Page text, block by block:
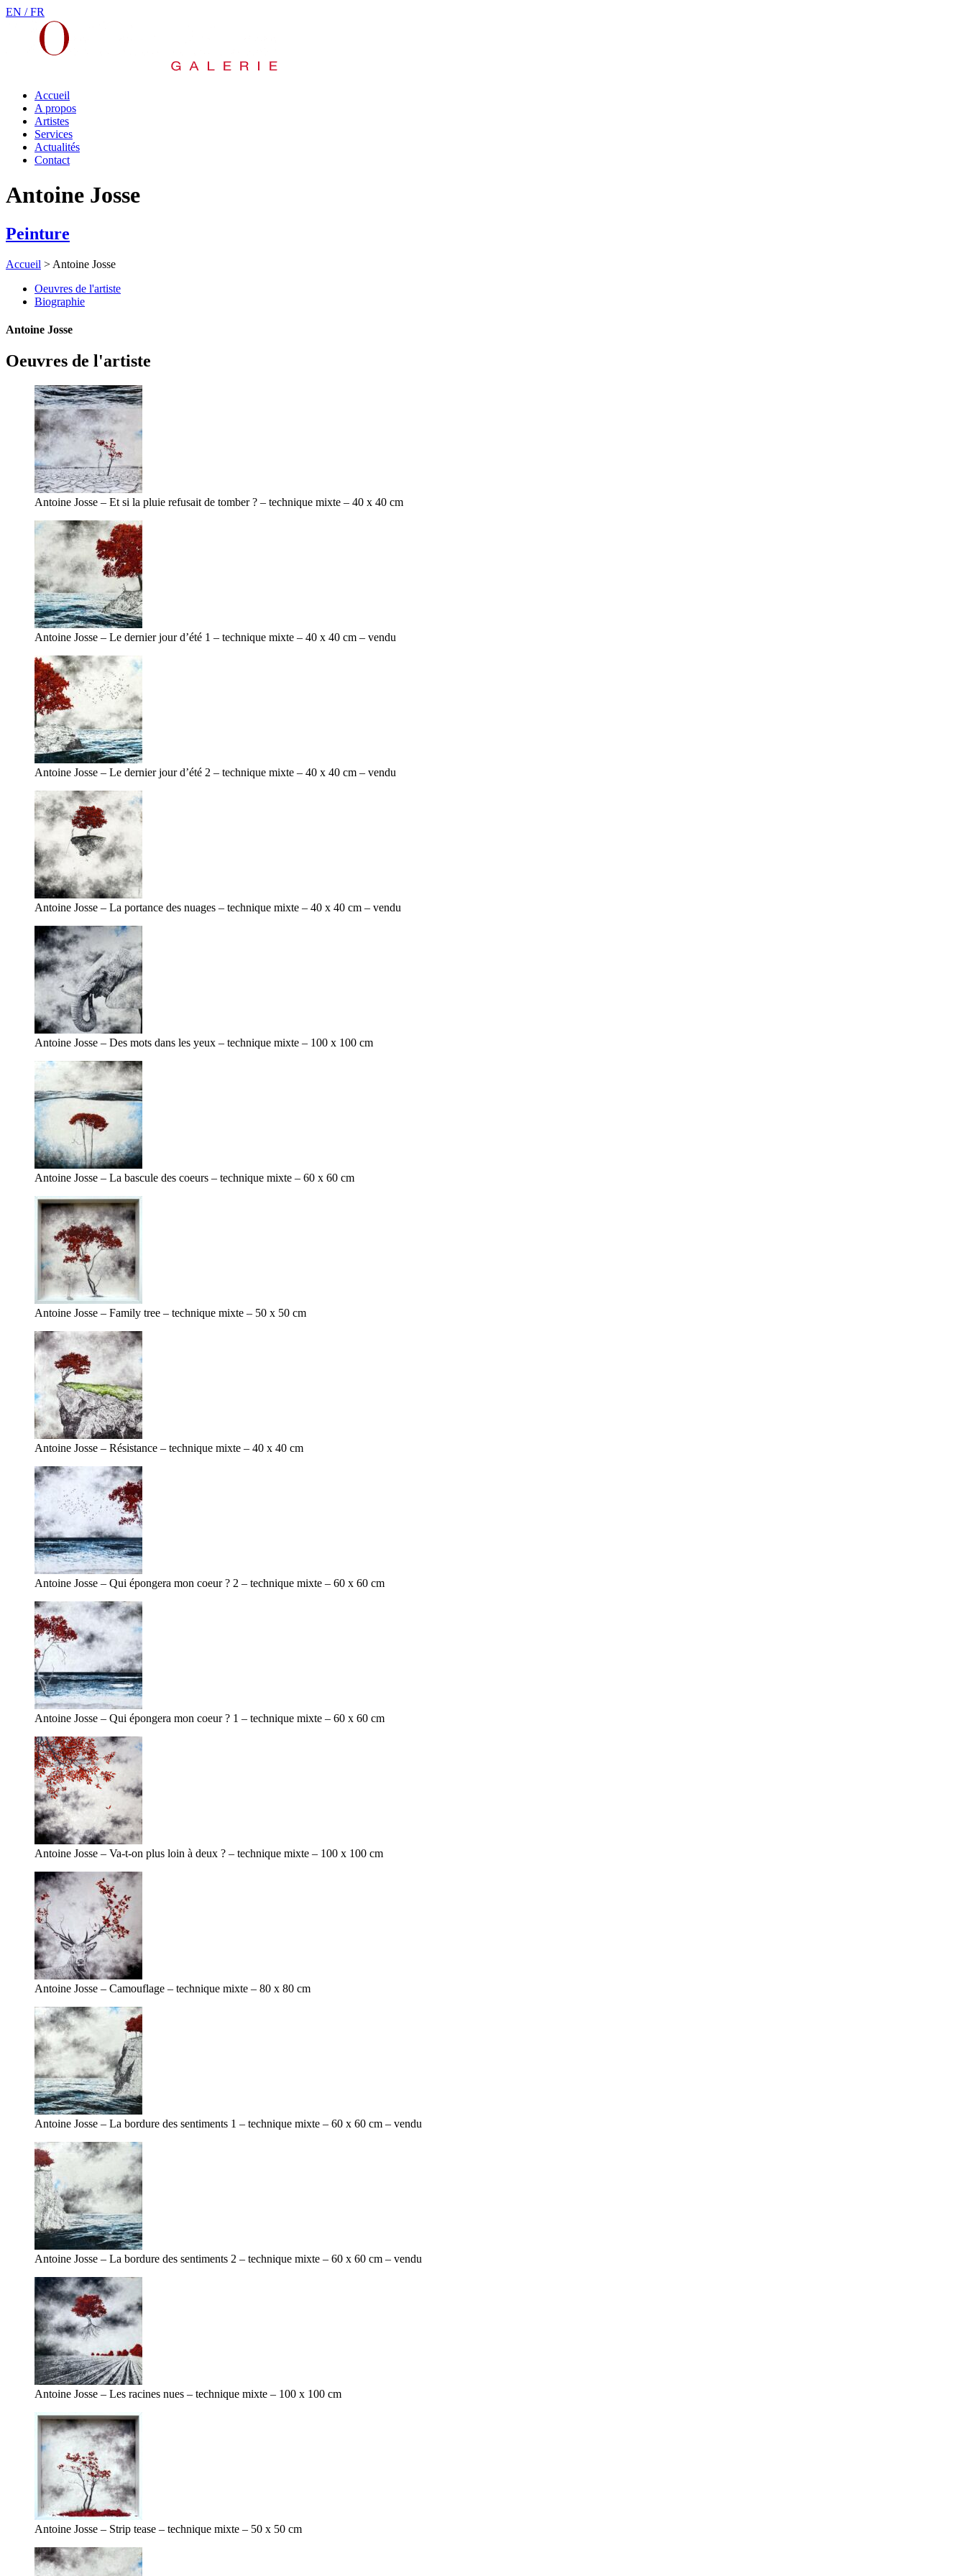
EN /FR
Accueil
A propos
Artistes
Services
Actualités
Contact
Antoine Josse
Peinture
Accueil > Antoine Josse
Oeuvres de l'artiste
Biographie
Antoine Josse
Oeuvres de l'artiste
Antoine Josse – Et si la pluie refusait de tomber ? – technique mixte – 40 x 40 cm
Antoine Josse – Le dernier jour d’été 1 – technique mixte – 40 x 40 cm – vendu
Antoine Josse – Le dernier jour d’été 2 – technique mixte – 40 x 40 cm – vendu
Antoine Josse – La portance des nuages – technique mixte – 40 x 40 cm – vendu
Antoine Josse – Des mots dans les yeux – technique mixte – 100 x 100 cm
Antoine Josse – La bascule des coeurs – technique mixte – 60 x 60 cm
Antoine Josse – Family tree – technique mixte – 50 x 50 cm
Antoine Josse – Résistance – technique mixte – 40 x 40 cm
Antoine Josse – Qui épongera mon coeur ? 2 – technique mixte – 60 x 60 cm
Antoine Josse – Qui épongera mon coeur ? 1 – technique mixte – 60 x 60 cm
Antoine Josse – Va-t-on plus loin à deux ? – technique mixte – 100 x 100 cm
Antoine Josse – Camouflage – technique mixte – 80 x 80 cm
Antoine Josse – La bordure des sentiments 1 – technique mixte – 60 x 60 cm – vendu
Antoine Josse – La bordure des sentiments 2 – technique mixte – 60 x 60 cm – vendu
Antoine Josse – Les racines nues – technique mixte – 100 x 100 cm
Antoine Josse – Strip tease – technique mixte – 50 x 50 cm